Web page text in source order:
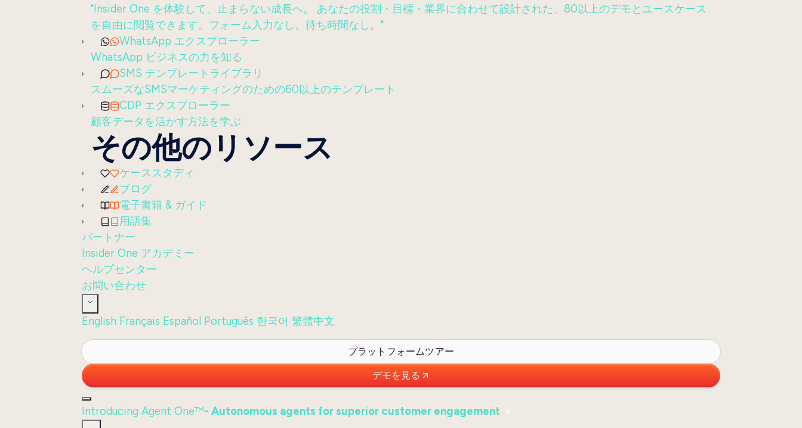
"Insider One を体験して、止まらない成長へ。 あなたの役割・目標・業界に合わせて設計された、80以上のデモとユースケース
を自由に閲覧できます。フォーム入力なし。待ち時間なし。"
WhatsApp エクスプローラー
WhatsApp ビジネスの力を知る
SMS テンプレートライブラリ
スムーズなSMSマーケティングのための60以上のテンプレート
CDP エクスプローラー
顧客データを活かす方法を学ぶ
その他のリソース
ケーススタディ
ブログ
電子書籍 & ガイド
用語集
パートナー
Insider One アカデミー
ヘルプセンター
お問い合わせ
English Français Español Português 한국어 繁體中文
プラットフォームツアー
デモを見る
Introducing Agent One™- Autonomous agents for superior customer engagement